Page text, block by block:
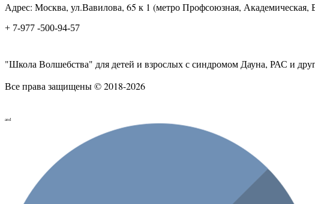
Адрес: Москва, ул.Вавилова, 65 к 1 (метро Профсоюзная, Академическая,
+ 7-977 -500-94-57
"Школа Волшебства" для детей и взрослых с синдромом Дауна, РАС и
Все права защищены © 2018-2026
and